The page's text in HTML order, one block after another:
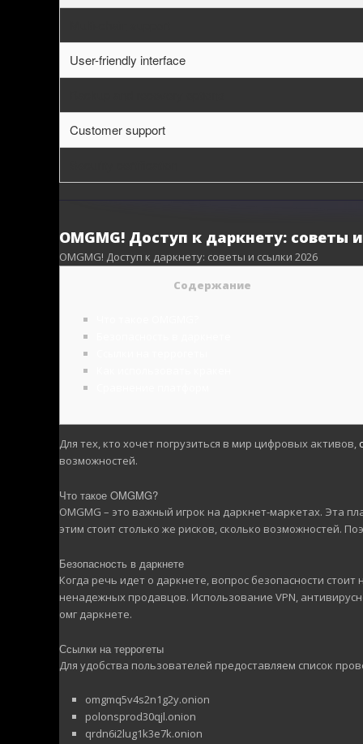
User-friendly interface
Customer support
OMGMG! Доступ к даркнету: советы
OMGMG! Доступ к даркнету: советы и ссылки 2026
Содержание
Для тех, кто хочет погрузиться в мир цифровых активов,
возможностей.
Что такое OMGMG?
OMGMG – это важный игрок на даркнет-маркетах. Эта
этим стоит столько же рисков, сколько возможностей.
Безопасность в даркнете
Когда речь идет о даркнете, вопрос безопасности
ненадежных продавцов. Использование VPN,
омг даркнете.
Ссылки на террогеты
Для удобства пользователей предоставляем список
omgmq5v4s2n1g2y.onion
polonsprod30qjl.onion
qrdn6i2lug1k3e7k.onion